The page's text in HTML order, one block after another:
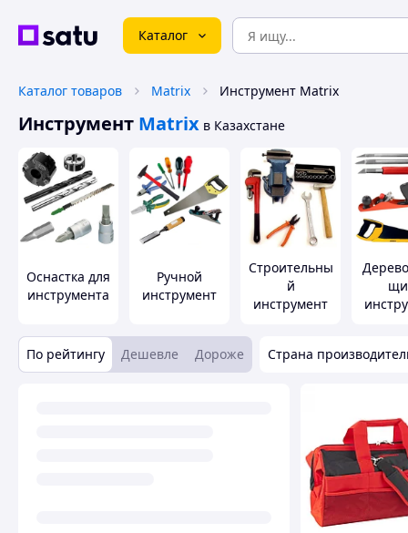
Каталог
Каталог товаров Matrix Инструмент Matrix
Инструмент Matrix в Казахстане
Оснастка для
инструмента
Ручной
инструмент
Строительны
й
инструмент
По рейтингу Дешевле Дороже Страна